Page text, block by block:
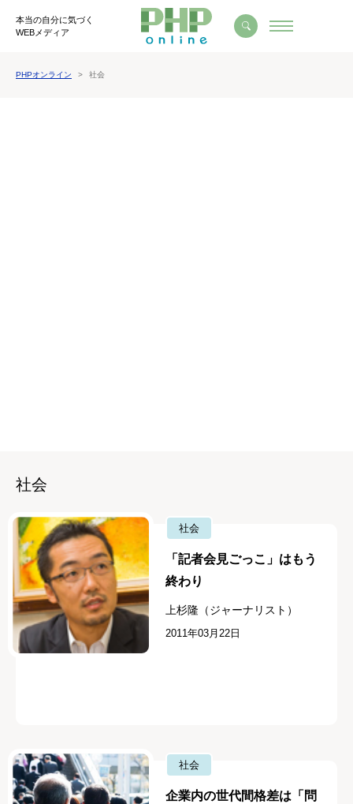
本当の自分に気づく
WEBメディア
PHPオンライン 社会
社会
社会
「記者会見ごっこ」はもう
終わり
上杉隆（ジャーナリスト）
2011年03月22日
社会
企業内の世代間格差は「問